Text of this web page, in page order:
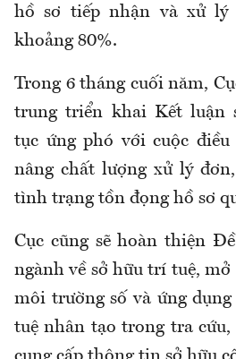
hồ sơ tiếp nhận và xử lý
khoảng 80%.
Trong 6 tháng cuối năm,
trung triển khai Kết luận
tục ứng phó với cuộc
nâng chất lượng xử lý
tình trạng tồn đọng hồ sơ
Cục cũng sẽ hoàn thiện
ngành về sở hữu trí tuệ,
môi trường số và ứng
tuệ nhân tạo trong tra